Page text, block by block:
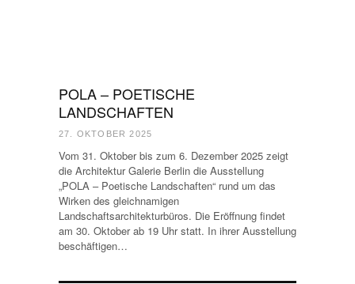
POLA – POETISCHE
LANDSCHAFTEN
27. OKTOBER 2025
Vom 31. Oktober bis zum 6. Dezember 2025 zeigt
die Architektur Galerie Berlin die Ausstellung
„POLA – Poetische Landschaften“ rund um das
Wirken des gleichnamigen
Landschaftsarchitekturbüros. Die Eröffnung findet
am 30. Oktober ab 19 Uhr statt. In ihrer Ausstellung
beschäftigen…